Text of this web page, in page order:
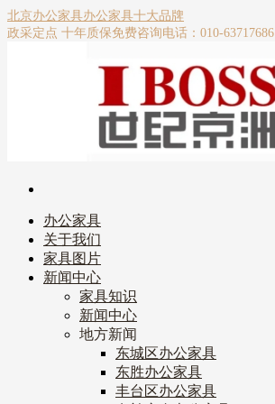
北京办公家具办公家具十大品牌
政采定点 十年质保免费咨询电话：010-63717686
办公家具
关于我们
家具图片
新闻中心
家具知识
新闻中心
地方新闻
东城区办公家具
东胜办公家具
丰台区办公家具